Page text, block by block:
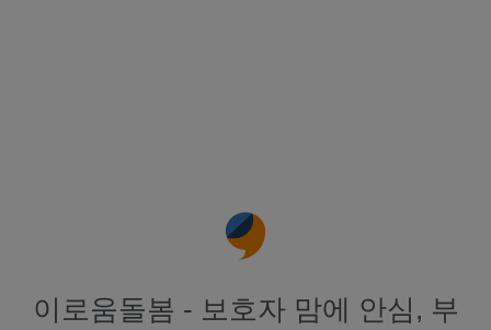
이로움돌봄 - 보호자 맘에 안심, 부